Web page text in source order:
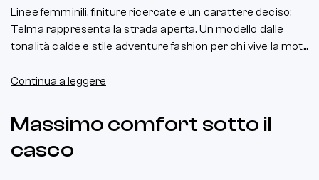
Linee femminili, finiture ricercate e un carattere deciso:
Telma rappresenta la strada aperta. Un modello dalle
tonalità calde e stile adventure fashion per chi vive la mot...
Continua a leggere
Massimo comfort sotto il
casco